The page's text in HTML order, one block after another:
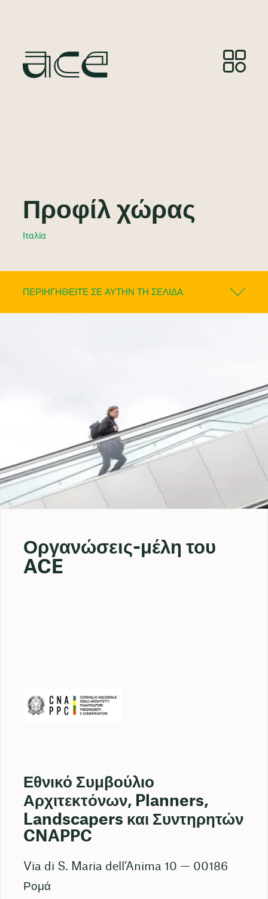
Προφίλ χώρας
Ιταλία
ΠΕΡΙΗΓΗΘΕΊΤΕ ΣΕ ΑΥΤΉΝ ΤΗ ΣΕΛΊΔΑ
Οργανώσεις-μέλη του
ACE
Εθνικό Συμβούλιο
Αρχιτεκτόνων, Planners,
Landscapers και Συντηρητών
CNAPPC
Via di S. Maria dell’Anima 10 — 00186
Ρομά